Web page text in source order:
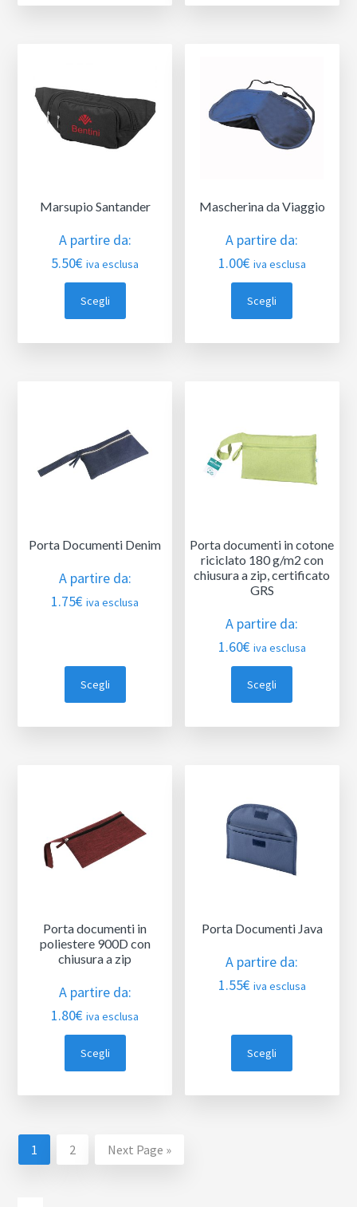
Marsupio Santander
A partire da:
5.50€ iva esclusa
Scegli
Mascherina da Viaggio
A partire da:
1.00€ iva esclusa
Scegli
Porta Documenti Denim
A partire da:
1.75€ iva esclusa
Scegli
Porta documenti in cotone
riciclato 180 g/m2 con
chiusura a zip, certificato
GRS
A partire da:
1.60€ iva esclusa
Scegli
Porta documenti in
poliestere 900D con
chiusura a zip
A partire da:
1.80€ iva esclusa
Scegli
Porta Documenti Java
A partire da:
1.55€ iva esclusa
Scegli
1 2 Next Page »